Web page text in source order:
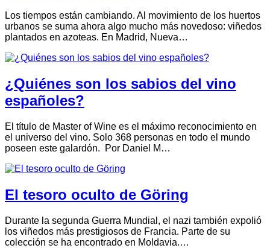
Los tiempos están cambiando. Al movimiento de los huertos
urbanos se suma ahora algo mucho más novedoso: viñedos
plantados en azoteas. En Madrid, Nueva…
¿Quiénes son los sabios del vino
españoles?
El título de Master of Wine es el máximo reconocimiento en
el universo del vino. Solo 368 personas en todo el mundo
poseen este galardón. Por Daniel M…
El tesoro oculto de Göring
Durante la segunda Guerra Mundial, el nazi también expolió
los viñedos más prestigiosos de Francia. Parte de su
colección se ha encontrado en Moldavia.…